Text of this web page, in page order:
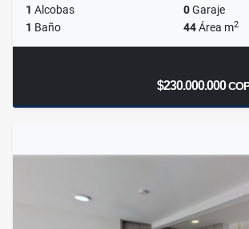
1 Alcobas 0Garaje
1 Baño 44Área m2
$230.000.000COP